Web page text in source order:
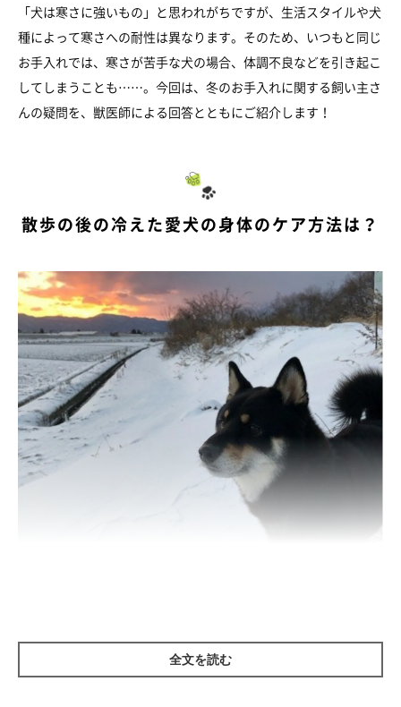
「犬は寒さに強いもの」と思われがちですが、生活スタイルや犬
種によって寒さへの耐性は異なります。そのため、いつもと同じ
お手入れでは、寒さが苦手な犬の場合、体調不良などを引き起こ
してしまうことも……。今回は、冬のお手入れに関する飼い主さ
んの疑問を、獣医師による回答とともにご紹介します！
散歩の後の冷えた愛犬の身体のケア方法は？
いぬのきもち投稿写真ギャラリー
全文を読む